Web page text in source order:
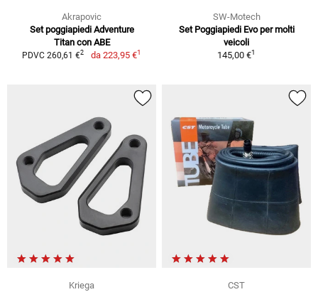
Akrapovic
Set poggiapiedi Adventure
Titan con ABE
PDVC 260,61 €2 da 223,95 €1
SW-Motech
Set Poggiapiedi Evo per molti
veicoli
145,00 €1
Kriega
CST